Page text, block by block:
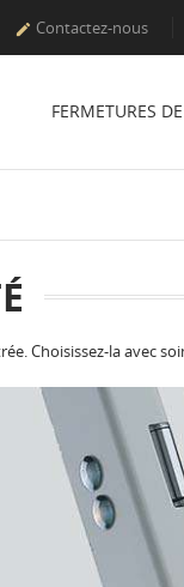
 Contactez-nous
FERMETURES
Choisissez-la avec